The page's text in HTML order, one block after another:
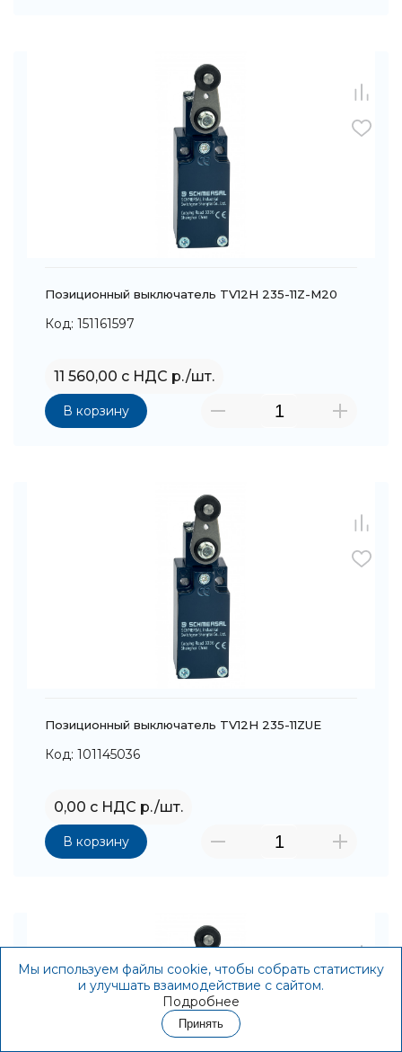
Корзина
Позиционный выключатель TV12H 235-11Z-M20
Код: 151161597
11 560,00 с НДС р./шт.
В корзину
Позиционный выключатель TV12H 235-11ZUE
Код: 101145036
0,00 с НДС р./шт.
В корзину
Мы используем файлы cookie, чтобы собрать статистику
и улучшать взаимодействие с сайтом.
Подробнее
Принять